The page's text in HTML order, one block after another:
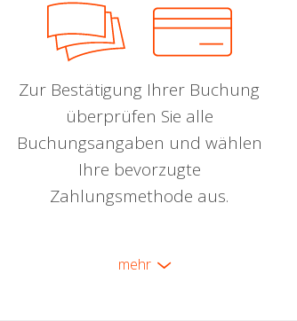
Zur Bestätigung Ihrer Buchung
überprüfen Sie alle
Buchungsangaben und wählen
Ihre bevorzugte
Zahlungsmethode aus.
mehr